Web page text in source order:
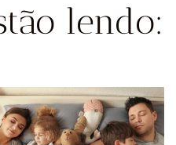
lendo: